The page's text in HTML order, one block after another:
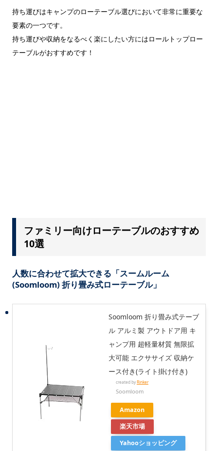
持ち運びはキャンプのローテーブル選びにおいて非常に重要な
要素の一つです。
持ち運びや収納をなるべく楽にしたい方にはロールトップロー
テーブルがおすすめです！
ファミリー向けローテーブルのおすすめ
10選
人数に合わせて拡大できる「スームルーム
(Soomloom) 折り畳み式ローテーブル」
Soomloom 折り畳み式テーブ
ル アルミ製 アウトドア用 キ
ャンプ用 超軽量材質 無限拡
大可能 エクササイズ 収納ケ
ース付き(ライト掛け付き)
created by Rinker
Soomloom
Amazon
楽天市場
Yahooショッピング